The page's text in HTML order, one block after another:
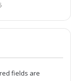
fields are